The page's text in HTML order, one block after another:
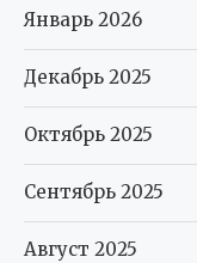
Январь 2026
Декабрь 2025
Октябрь 2025
Сентябрь 2025
Август 2025